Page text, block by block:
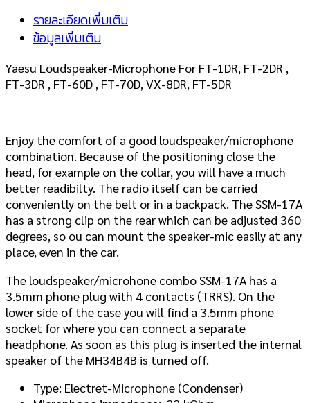
รายละเอียดเพิ่มเติม
ข้อมูลเพิ่มเติม
Yaesu Loudspeaker-Microphone For FT-1DR, FT-2DR ,
FT-3DR , FT-60D , FT-70D, VX-8DR, FT-5DR
Enjoy the comfort of a good loudspeaker/microphone
combination. Because of the positioning close the
head, for example on the collar, you will have a much
better readibilty. The radio itself can be carried
conveniently on the belt or in a backpack. The SSM-17A
has a strong clip on the rear which can be adjusted 360
degrees, so ou can mount the speaker-mic easily at any
place, even in the car.
The loudspeaker/microhone combo SSM-17A has a
3.5mm phone plug with 4 contacts (TRRS). On the
lower side of the case you will find a 3.5mm phone
socket for where you can connect a separate
headphone. As soon as this plug is inserted the internal
speaker of the MH34B4B is turned off.
Type: Electret-Microphone (Condenser)